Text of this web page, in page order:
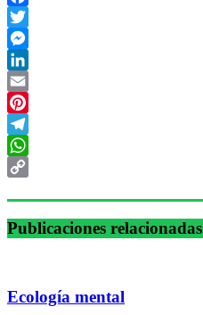
Facebook
Twitter
Messenger
LinkedIn
Email
Pinterest
Telegram
WhatsApp
Publicaciones relacionadas
Ecología mental